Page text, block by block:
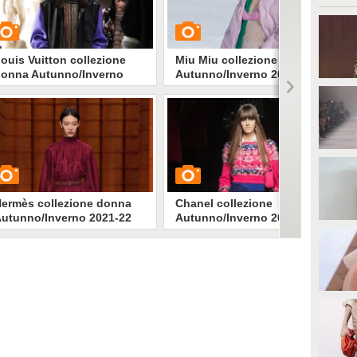
Vuitton collezione
Autunno/Inverno
22
3622 • diStile e trend
collezione donna
Inverno 2021-22
Miu Miu collezione
Autunno/Inverno 2021-22
1396 • diStile e trend
Chanel collezione
Autunno/Inverno 2021-22